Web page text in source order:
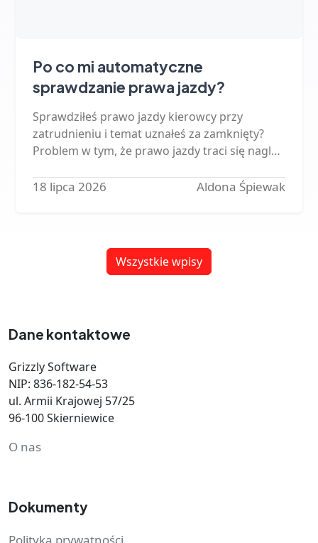
Po co mi automatyczne
sprawdzanie prawa jazdy?
Sprawdziłeś prawo jazdy kierowcy przy
zatrudnieniu i temat uznałeś za zamknięty?
Problem w tym, że prawo jazdy traci się nagle -
uprawnień przychodzi do firmy.…
18 lipca 2026 Aldona Śpiewak
Wszystkie wpisy
Dane kontaktowe
Grizzly Software
NIP: 836-182-54-53
ul. Armii Krajowej 57/25
96-100 Skierniewice
O nas
Dokumenty